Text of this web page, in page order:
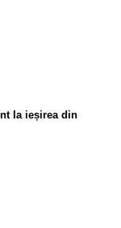
la ieșirea din